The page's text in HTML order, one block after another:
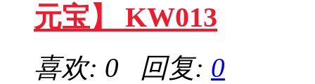
元宝】 KW013
喜欢: 0 回复: 0